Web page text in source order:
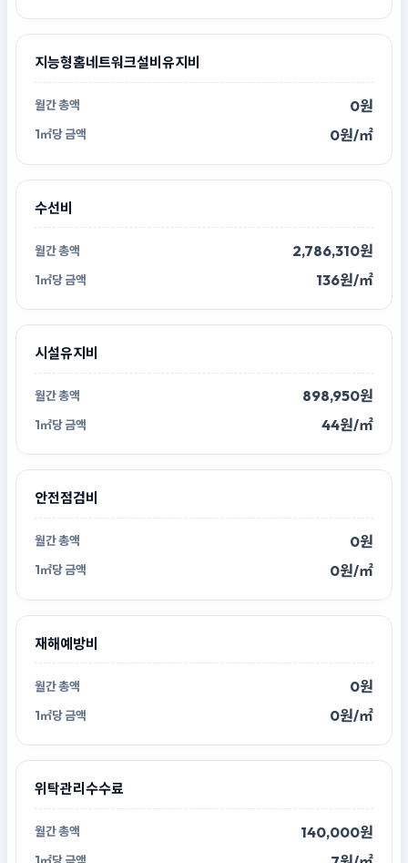
지능형홈네트워크설비유지비
0원
0원/㎡
수선비
2,786,310원
136원/㎡
시설유지비
898,950원
44원/㎡
안전점검비
0원
0원/㎡
재해예방비
0원
0원/㎡
위탁관리수수료
140,000원